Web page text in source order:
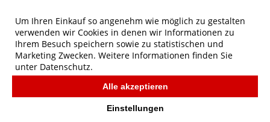
Ladies' Klassischer Kapuzenpullover
FRUIT OF THE LOOM
Um Ihren Einkauf so angenehm wie möglich zu gestalten
verwenden wir Cookies in denen wir Informationen zu
Ihrem Besuch speichern sowie zu statistischen und
Marketing Zwecken. Weitere Informationen finden Sie
unter Datenschutz.
Alle akzeptieren
Einstellungen